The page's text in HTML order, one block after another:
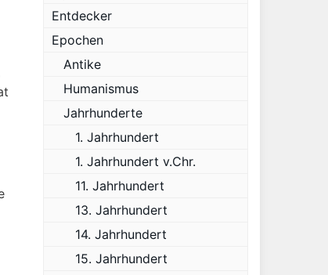
Entdecker
Epochen
Antike
Humanismus
Jahrhunderte
1. Jahrhundert
1. Jahrhundert v.Chr.
11. Jahrhundert
13. Jahrhundert
14. Jahrhundert
15. Jahrhundert